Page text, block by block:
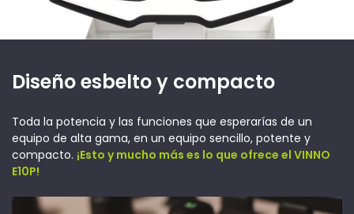
Diseño esbelto y compacto
Toda la potencia y las funciones que esperarías de un
equipo de alta gama, en un equipo sencillo, potente y
compacto. ¡Esto y mucho más es lo que ofrece el VINNO
E10P!